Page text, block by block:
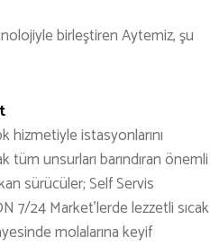
birleştiren Aytemiz, şu
istasyonlarını
tüm unsurları barındıran önemli
sürücüler; Self Servis
7/24 Market’lerde lezzetli sıcak
molalarına keyif